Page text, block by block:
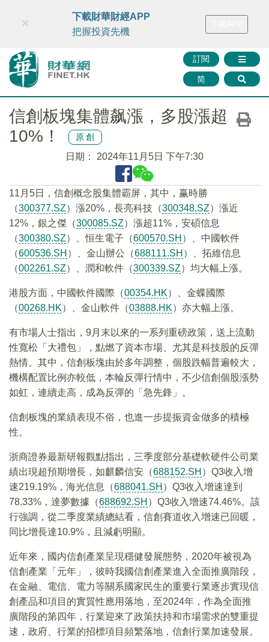
財華智庫網 FINTV FINMETA 財華證券 媒體矩陣
訂閱
简
×
下載財華財經APP
把握投資先機
信創板塊集體飙漲，多股漲超
10%！
原創
日期： 2024年11月5日 下午7:30
11月5日，信創概念股集體霸屏，其中，赢時勝
（300377.SZ）漲20%，長亮科技（300348.SZ）漲近
12%，銀之傑（300085.SZ）漲超11%，安碩信息
（300380.SZ）、恒生電子（600570.SH ）、中國軟件
（600536.SH ）、金山辦公（688111.SH ）、拓維信息
（002261.SZ）、潤和軟件（300339.SZ）均大幅上漲。
港股方面，中國軟件國際（00354.HK）、金蝶國際
（00268.HK）、金山軟件（03888.HK）亦大幅上漲。
有市場人士指出，9月末以來的一系列重磅政策，送上流動
性寬松「大禮包」，點燃了資本市場、尤其是科技股的反彈
熱情。其中，信創板塊由於多年調整，個股跌幅普遍較大，
機構配置比例亦較低，本輪反彈行情中，不少信創個股漲勢
如虹，連續走高，成為反彈的「急先鋒」。
信創板塊的業績表現不俗，也進一步提振資金做多的積極
性。
浙商證券最新研報觀點指出，三季度部分基礎軟硬件公司業
績出現超預期增長，如麒麟信安（688152.SH ）Q3收入增
速219.19%，海光信息（688041.SH ）Q3收入增速達到
78.33%，達夢數據（688692.SH ）Q3收入增速74.46%。該
行強調，從二季度業績總結看，信創賽道收入增速已回暖，
同比增長達10.9%，且減虧明顯。
近年來，國内信創產業呈現穩健發展態勢，2020年被視為
信創產業「元年」，彼時我國信創產業進入全面推廣階段，
在金融、電信、電力等關系國家民生的重要行業逐步實現信
創產品和項目的實質性應用落地，至2024年，作為全面推
廣階段的第四年，行業迎來了政策扶持和市場需求的雙重提
速，政府、行業的招標項目頻繁落地，信創行業加速發展。